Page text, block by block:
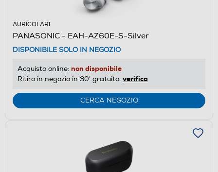
AURICOLARI
PANASONIC - EAH-AZ60E-S-Silver
DISPONIBILE SOLO IN NEGOZIO
Acquisto online: non disponibile
Ritiro in negozio in 30' gratuito: verifica
CERCA NEGOZIO